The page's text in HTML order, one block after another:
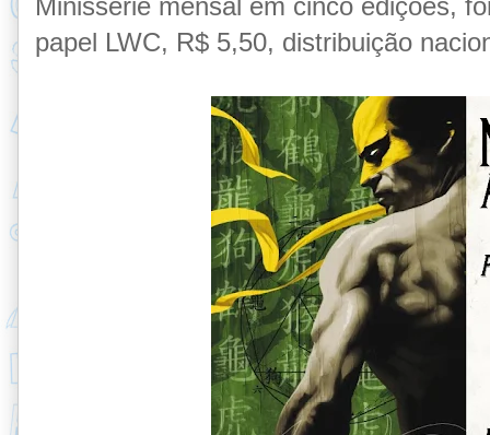
papel LWC, R$ 5,50, distribuição